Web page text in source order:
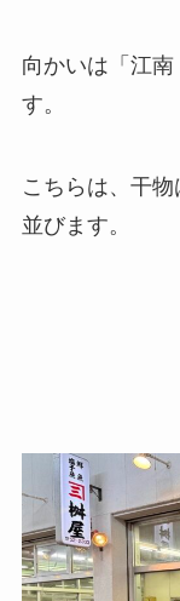
向かいは「江
す。
こちらは、干
並びます。